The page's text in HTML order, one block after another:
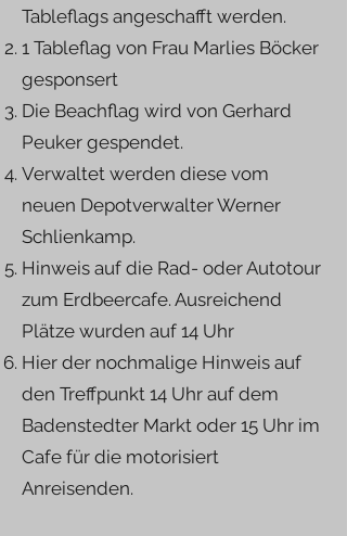
Tableflags angeschafft werden.
1 Tableflag von Frau Marlies Böcker
gesponsert
Die Beachflag wird von Gerhard
Peuker gespendet.
Verwaltet werden diese vom
neuen Depotverwalter Werner
Schlienkamp.
Hinweis auf die Rad- oder Autotour
zum Erdbeercafe. Ausreichend
Plätze wurden auf 14 Uhr
Hier der nochmalige Hinweis auf
den Treffpunkt 14 Uhr auf dem
Badenstedter Markt oder 15 Uhr im
Cafe für die motorisiert
Anreisenden.